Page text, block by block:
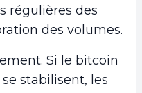
régulières des
des volumes.
Si le bitcoin
stabilisent, les